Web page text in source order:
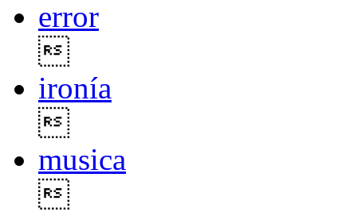
error
ironía
musica